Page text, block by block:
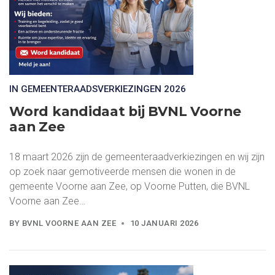
IN GEMEENTERAADSVERKIEZINGEN 2026
Word kandidaat bij BVNL Voorne
aan Zee
18 maart 2026 zijn de gemeenteraadverkiezingen en wij zijn
op zoek naar gemotiveerde mensen die wonen in de
gemeente Voorne aan Zee, op Voorne Putten, die BVNL
Voorne aan Zee…
BY BVNL VOORNE AAN ZEE 10 JANUARI 2026